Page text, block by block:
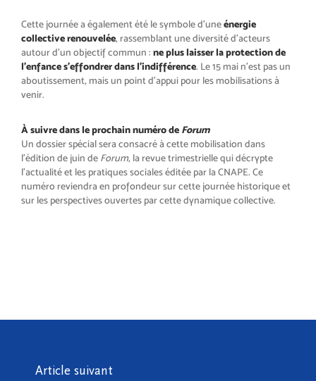
Cette journée a également été le symbole d’uneénergie
collective renouvelée, rassemblant une diversité d’acteurs
autour d’un objectif commun : ne plus laisser la protection de
l’enfance s’effondrer dans l’indifférence. Le 15 mai n’est pas un
aboutissement, mais un point d’appui pour les mobilisations à
venir.
À suivre dans le prochain numéro de Forum
Un dossier spécial sera consacré à cette mobilisation dans
l’édition de juin de Forum, la revue trimestrielle qui décrypte
l’actualité et les pratiques sociales éditée par la CNAPE. Ce
numéro reviendra en profondeur sur cette journée historique et
sur les perspectives ouvertes par cette dynamique collective.
Article suivant